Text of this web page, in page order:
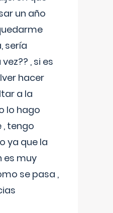
un año
sería
, si es
hacer
a la
lo hago
tengo
ya que la
es muy
se pasa ,